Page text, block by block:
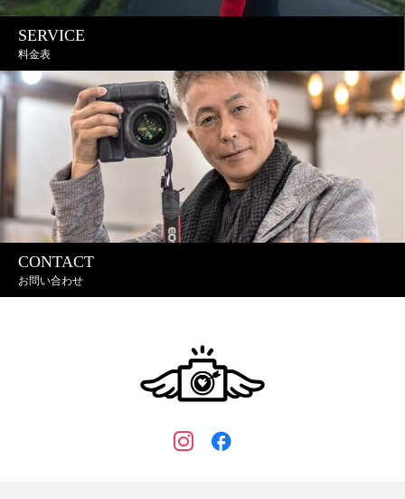
SERVICE
料金表
CONTACT
お問い合わせ